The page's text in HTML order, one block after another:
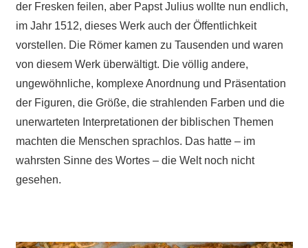
der Fresken feilen, aber Papst Julius wollte nun endlich,
im Jahr 1512, dieses Werk auch der Öffentlichkeit
vorstellen. Die Römer kamen zu Tausenden und waren
von diesem Werk überwältigt. Die völlig andere,
ungewöhnliche, komplexe Anordnung und Präsentation
der Figuren, die Größe, die strahlenden Farben und die
unerwarteten Interpretationen der biblischen Themen
machten die Menschen sprachlos. Das hatte – im
wahrsten Sinne des Wortes – die Welt noch nicht
gesehen.